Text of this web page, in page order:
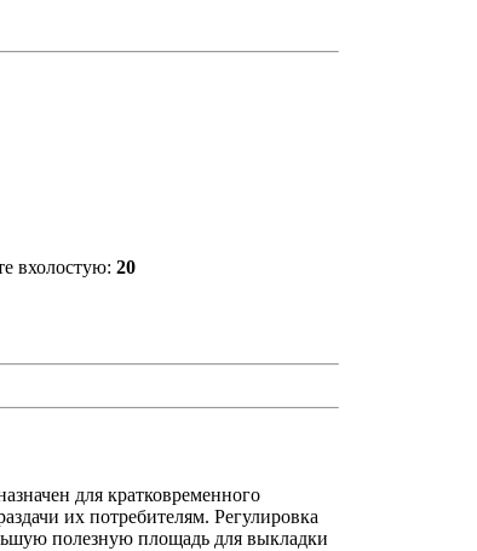
вхолостую: 20
для кратковременного
их потребителям. Регулировка
полезную площадь для выкладки